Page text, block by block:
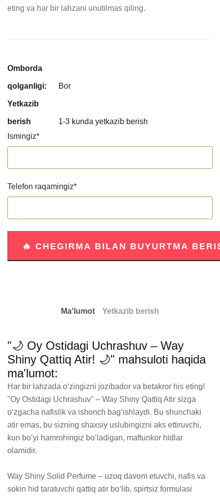
eting va har bir lahzani unutilmas qiling.
Omborda
qolganligi: Bor
Yetkazib
berish
1-3 kunda yetkazib berish
Ismingiz*
Telefon raqamingiz*
Ma'lumot Yetkazib berish
"🌙 Oy Ostidagi Uchrashuv – Way
Shiny Qattiq Atir! 🌙" mahsuloti haqida
ma'lumot:
Har bir lahzada o‘zingizni jozibador va betakror his eting!
"Oy Ostidagi Uchrashuv" – Way Shiny Qattiq Atir sizga
o‘zgacha nafislik va ishonch bag‘ishlaydi. Bu shunchaki
atir emas, bu sizning shaxsiy uslubingizni aks ettiruvchi,
kun bo‘yi hamrohingiz bo‘ladigan, maftunkor hidlar
olamidir.
Way Shiny Solid Perfume – uzoq davom etuvchi, nafis va
sokin hid taratuvchi qattiq atir bo‘lib, spirtsiz formulasi